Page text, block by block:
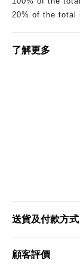
20% of the total
了解更多
送貨及付款方式
顧客評價